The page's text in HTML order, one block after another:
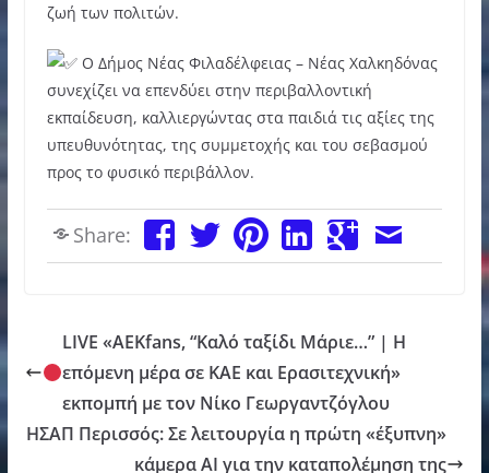
ζωή των πολιτών.
Ο Δήμος Νέας Φιλαδέλφειας – Νέας Χαλκηδόνας
συνεχίζει να επενδύει στην περιβαλλοντική
εκπαίδευση, καλλιεργώντας στα παιδιά τις αξίες της
υπευθυνότητας, της συμμετοχής και του σεβασμού
προς το φυσικό περιβάλλον.
Share:
LIVE «ΑΕΚfans, “Καλό ταξίδι Μάριε…” | Η
επόμενη μέρα σε ΚΑΕ και Ερασιτεχνική»
εκπομπή με τον Νίκο Γεωργαντζόγλου
ΗΣΑΠ Περισσός: Σε λειτουργία η πρώτη «έξυπνη»
κάμερα AI για την καταπολέμηση της